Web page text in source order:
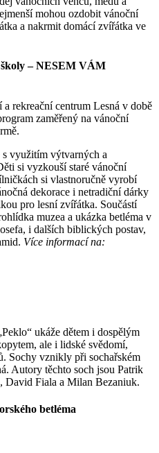
mohou ozdobit vánoční
a nakrmit domácí zvířátka ve
školy– NESEM VÁM
rekreační centrum Lesná v době
zaměřený na vánoční
využitím výtvarných a
si vyzkouší staré vánoční
si vlastnoručně vyrobí
dekorace i netradiční dárky
pro lesní zvířátka. Součástí
muzea a ukázka betléma v
i dalších biblických postav,
Více informací na:
ukáže dětem i dospělým
ale i lidské svědomí,
Sochy vznikly při sochařském
Autory těchto soch jsou Patrik
David Fiala a Milan Bezaniuk.
betléma